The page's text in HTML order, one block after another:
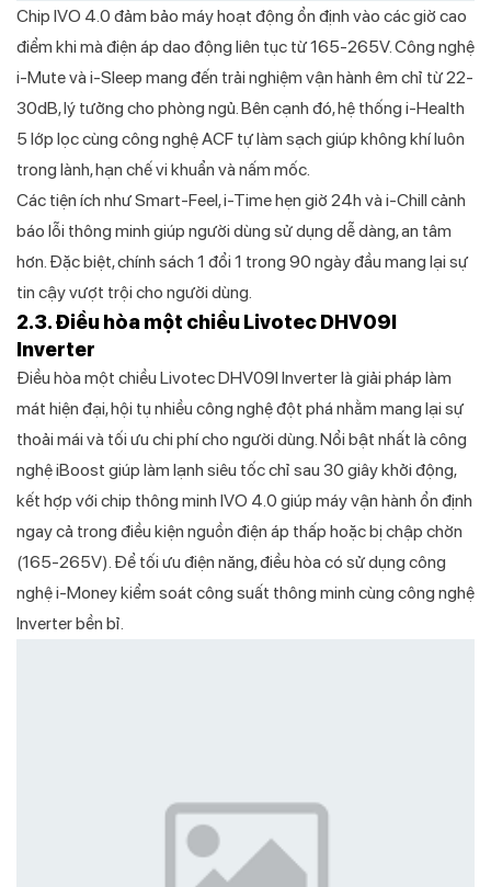
Chip IVO 4.0 đảm bảo máy hoạt động ổn định vào các giờ cao
điểm khi mà điện áp dao động liên tục từ 165-265V. Công nghệ
i-Mute và i-Sleep mang đến trải nghiệm vận hành êm chỉ từ 22-
30dB, lý tưởng cho phòng ngủ. Bên cạnh đó, hệ thống i-Health
5 lớp lọc cùng công nghệ ACF tự làm sạch giúp không khí luôn
trong lành, hạn chế vi khuẩn và nấm mốc.
Các tiện ích như Smart-Feel, i-Time hẹn giờ 24h và i-Chill cảnh
báo lỗi thông minh giúp người dùng sử dụng dễ dàng, an tâm
hơn. Đặc biệt, chính sách 1 đổi 1 trong 90 ngày đầu mang lại sự
tin cậy vượt trội cho người dùng.
2.3. Điều hòa một chiều Livotec DHV09I
Inverter
Điều hòa một chiều Livotec DHV09I Inverter là giải pháp làm
mát hiện đại, hội tụ nhiều công nghệ đột phá nhằm mang lại sự
thoải mái và tối ưu chi phí cho người dùng. Nổi bật nhất là công
nghệ iBoost giúp làm lạnh siêu tốc chỉ sau 30 giây khởi động,
kết hợp với chip thông minh IVO 4.0 giúp máy vận hành ổn định
ngay cả trong điều kiện nguồn điện áp thấp hoặc bị chập chờn
(165-265V). Để tối ưu điện năng, điều hòa có sử dụng công
nghệ i-Money kiểm soát công suất thông minh cùng công nghệ
Inverter bền bỉ.